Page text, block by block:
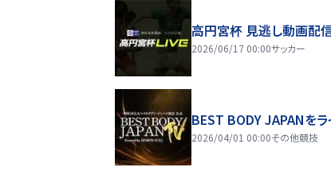
高円宮杯 見逃し動画配信
2026/06/17 00:00サッカー
BEST BODY JAPANをラ
2026/04/01 00:00その他競技